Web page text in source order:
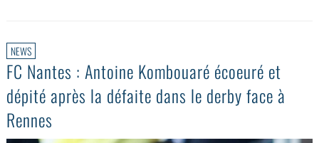
NEWS
FC Nantes : Antoine Kombouaré écoeuré et
dépité après la défaite dans le derby face à
Rennes